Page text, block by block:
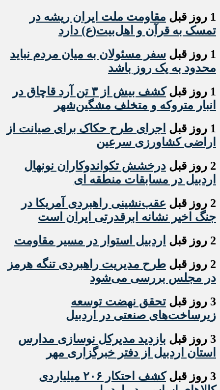
1 روز قبل
مقاومت ملت ایران ریشه در
تمسک به قرآن و اهل‌بیت(ع) دارد
1 روز قبل
سفر مسئولان به میان مردم نباید
محدود به یک روز باشد
1 روز قبل
کشف بیش از ۳ تن آرد قاچاق در
انبار متروکه و متخلف مشگین‌شهر
1 روز قبل
اجرای طرح حکاک برای صیانت از
اراضی کشاورزی سرعین
2 روز قبل
درخشش تکواندوکاران نونهال
اردبیل در مسابقات منطقه ای
2 روز قبل
عقب‌نشینی راهبردی آمریکا در
جنگ اخیر نشانه ابرقدرتی ایران است
2 روز قبل
اردبیل استوار در مسیر مقاومت
2 روز قبل
طرح مدیریت راهبردی تنگه هرمز
در مجلس بررسی می‌شود
3 روز قبل
تحقق نهضت توسعه
زیرساخت‌های صنعتی در اردبیل
3 روز قبل
بازدید مدیرکل نوسازی مدارس
استان اردبیل از دفتر خبرگزاری مهر
3 روز قبل
کشف احتکار ۲۰۶ میلیاردی